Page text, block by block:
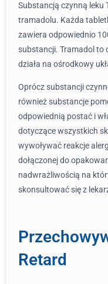
Substancją czynną leku
tramadolu. Każda
zawiera odpowiednio
substancji. Tramadol to
działa na ośrodkowy
Oprócz substancji
również substancje
odpowiednią postać i
dotyczące wszystkich
wywoływać reakcje
dołączonej do
nadwrażliwością na
skonsultować się z
Retard